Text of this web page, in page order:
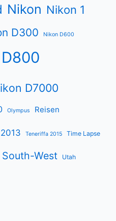
Nikon Nikon 1
D300 Nikon D600
D7000
Olympus Reisen
Teneriffa 2015 Time Lapse
South-West Utah